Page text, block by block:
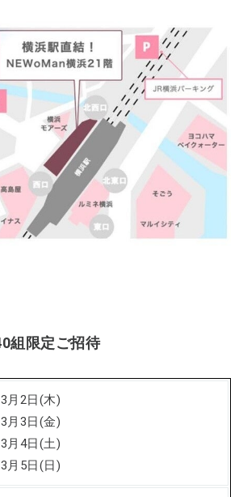
組限定ご招待
月2日(木)
月3日(金)
月4日(土)
月5日(日)